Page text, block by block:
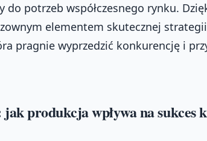
potrzeb współczesnego rynku.
elementem skutecznej strategii
pragnie wyprzedzić konkurencję i
produkcja wpływa na sukces